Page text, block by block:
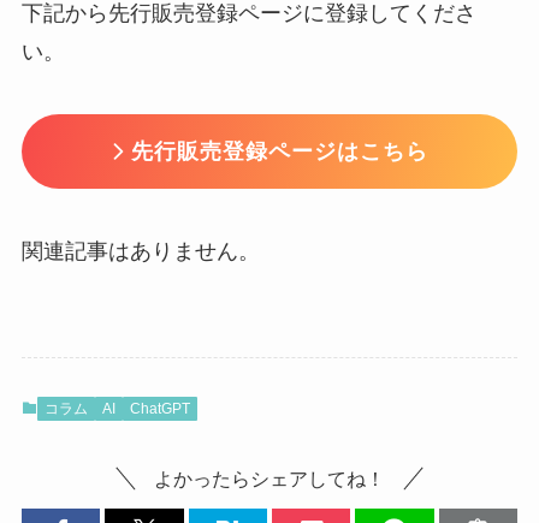
下記から先行販売登録ページに登録してくださ
い。
先行販売登録ページはこちら
関連記事はありません。
コラム AI ChatGPT
よかったらシェアしてね！